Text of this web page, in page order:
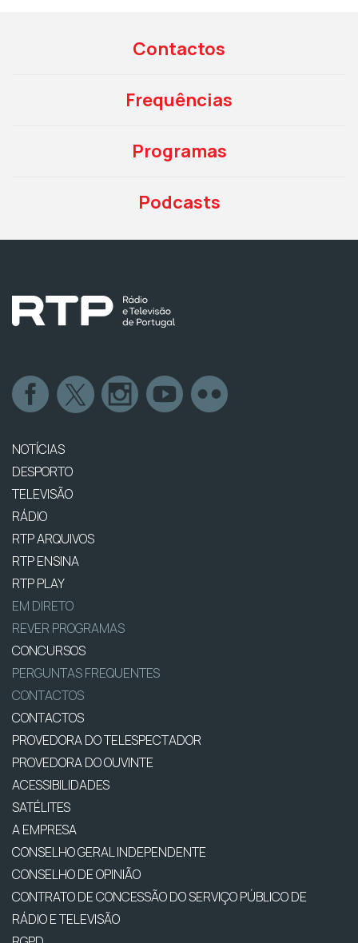
Contactos
Frequências
Programas
Podcasts
NOTÍCIAS
DESPORTO
TELEVISÃO
RÁDIO
RTP ARQUIVOS
RTP ENSINA
RTP PLAY
EM DIRETO
REVER PROGRAMAS
CONCURSOS
PERGUNTAS FREQUENTES
CONTACTOS
CONTACTOS
PROVEDORA DO TELESPECTADOR
PROVEDORA DO OUVINTE
ACESSIBILIDADES
SATÉLITES
A EMPRESA
CONSELHO GERAL INDEPENDENTE
CONSELHO DE OPINIÃO
CONTRATO DE CONCESSÃO DO SERVIÇO PÚBLICO DE
RÁDIO E TELEVISÃO